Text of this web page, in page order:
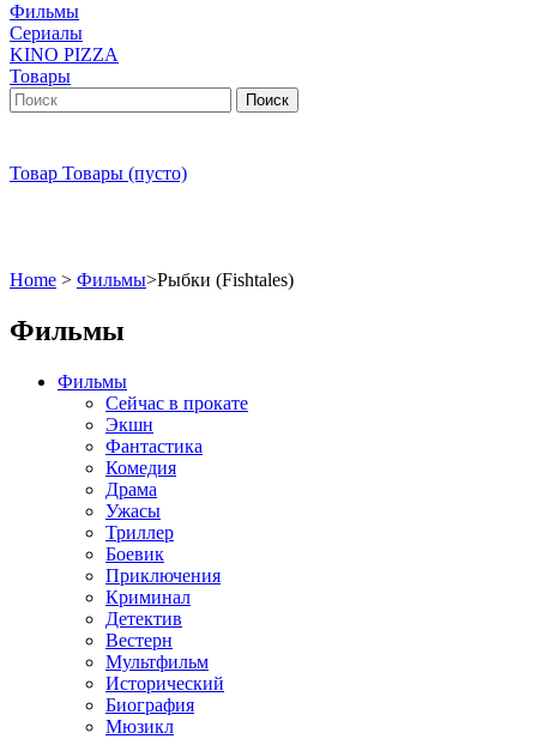
Фильмы
Сериалы
KINO PIZZA
Товары
Поиск
Товар Товары (пусто)
Home > Фильмы>Рыбки (Fishtales)
Фильмы
Фильмы
Сейчас в прокате
Экшн
Фантастика
Комедия
Драма
Ужасы
Триллер
Боевик
Приключения
Криминал
Детектив
Вестерн
Мультфильм
Исторический
Биография
Мюзикл